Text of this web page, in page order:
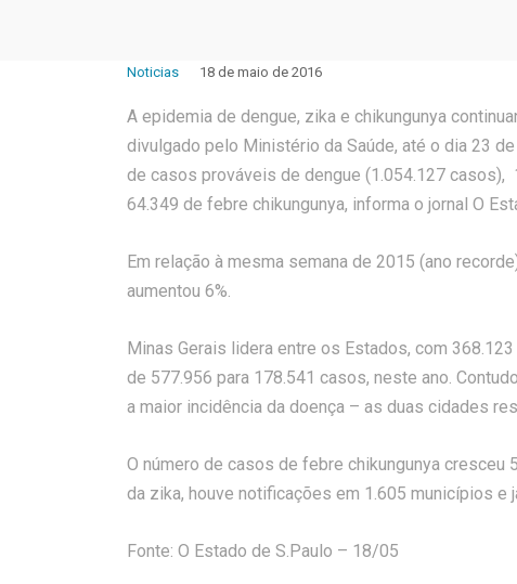
Noticias 18 de maio de 2016
A epidemia de dengue, zika e chikungunya
divulgado pelo Ministério da Saúde, até o dia 23
de casos prováveis de dengue (1.054.127
64.349 de febre chikungunya, informa o jornal O
Em relação à mesma semana de 2015 (ano
aumentou 6%.
Minas Gerais lidera entre os Estados, com
de 577.956 para 178.541 casos, neste ano.
a maior incidência da doença – as duas cidades
O número de casos de febre chikungunya cresceu
da zika, houve notificações em 1.605 municípios e
Fonte: O Estado de S.Paulo – 18/05